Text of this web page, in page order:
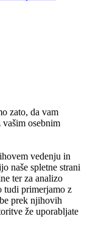
zato, da vam
osebnim
vedenju in
naše spletne strani
ter za analizo
tudi primerjamo z
prek njihovih
že uporabljate